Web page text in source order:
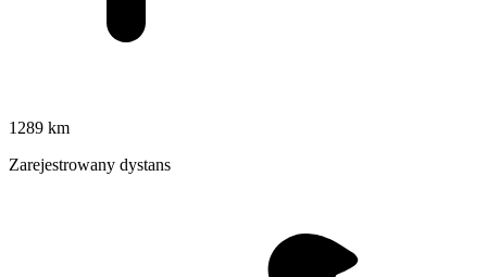
1289 km
Zarejestrowany dystans